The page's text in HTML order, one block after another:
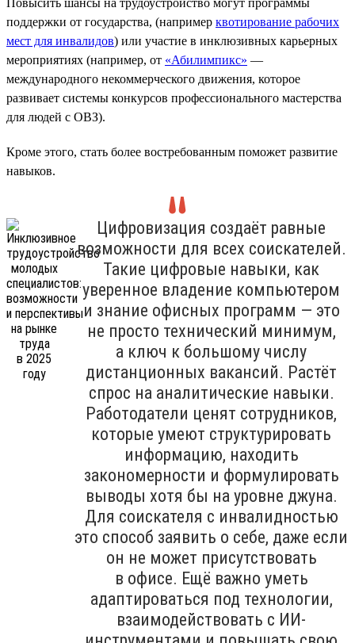
поддержки от государства, (например квотирование рабочих
мест для инвалидов) или участие в инклюзивных карьерных
мероприятиях (например, от «Абилимпикс» —
международного некоммерческого движения, которое
развивает системы конкурсов профессионального мастерства
для людей с ОВЗ).
Кроме этого, стать более востребованным поможет развитие
навыков.
Цифровизация создаёт равные
возможности для всех соискателей.
Такие цифровые навыки, как
уверенное владение компьютером
и знание офисных программ — это
не просто технический минимум,
а ключ к большому числу
дистанционных вакансий. Растёт
спрос на аналитические навыки.
Работодатели ценят сотрудников,
которые умеют структурировать
информацию, находить
закономерности и формулировать
выводы хотя бы на уровне джуна.
Для соискателя с инвалидностью
это способ заявить о себе, даже если
он не может присутствовать
в офисе. Ещё важно уметь
адаптироваться под технологии,
взаимодействовать с ИИ-